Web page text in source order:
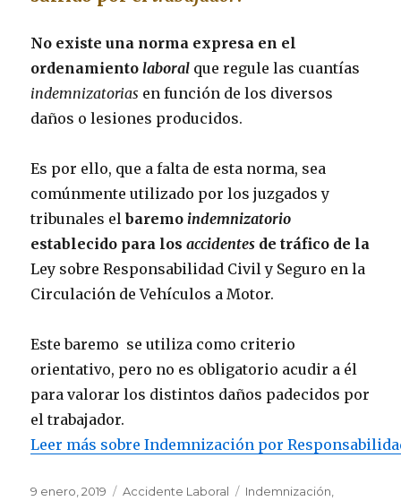
No existe una norma expresa en el
ordenamientolaboral que regule las cuantías
indemnizatorias en función de los diversos
daños o lesiones producidos.
Es por ello, que a falta de esta norma, sea
comúnmente utilizado por los juzgados y
tribunales elbaremo indemnizatorio
establecido para losaccidentes de tráfico de la
Ley sobre Responsabilidad Civil y Seguro en la
Circulación de Vehículos a Motor.
Este baremo se utiliza como criterio
orientativo, pero no es obligatorio acudir a él
para valorar los distintos daños padecidos por
el trabajador.
Leer más sobre Indemnización por
Publicado
9 enero, 2019 Categorías
Accidente Laboral Etiquetas
Indemnización,